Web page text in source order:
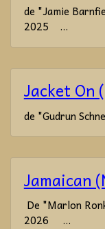
de "Jamie
2025 ...
Jacket On
de "Gudrun
Jamaican
De "Marlon
2026 ...